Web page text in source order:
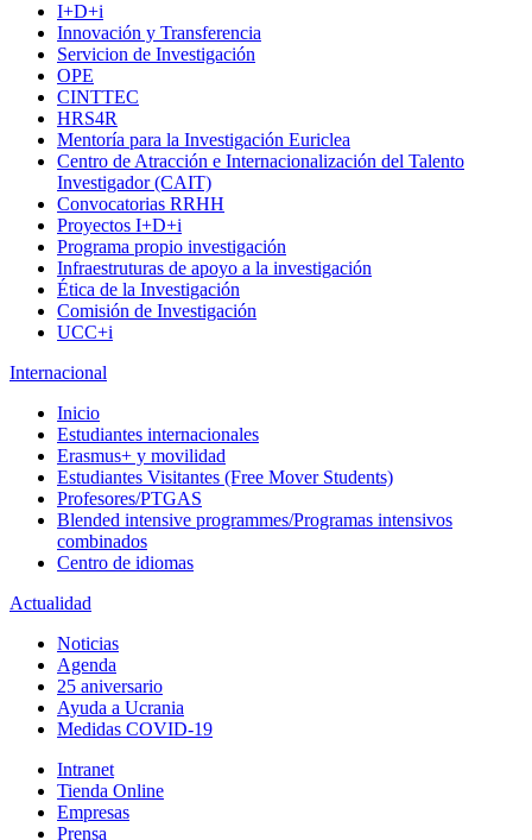
I+D+i
Innovación y Transferencia
Servicion de Investigación
OPE
CINTTEC
HRS4R
Mentoría para la Investigación Euriclea
Centro de Atracción e Internacionalización del Talento
Investigador (CAIT)
Convocatorias RRHH
Proyectos I+D+i
Programa propio investigación
Infraestruturas de apoyo a la investigación
Ética de la Investigación
Comisión de Investigación
UCC+i
Internacional
Inicio
Estudiantes internacionales
Erasmus+ y movilidad
Estudiantes Visitantes (Free Mover Students)
Profesores/PTGAS
Blended intensive programmes/Programas intensivos
combinados
Centro de idiomas
Actualidad
Noticias
Agenda
25 aniversario
Ayuda a Ucrania
Medidas COVID-19
Intranet
Tienda Online
Empresas
Prensa